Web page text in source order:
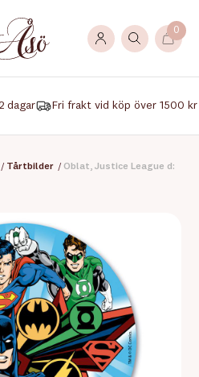
0
dagar Fri frakt vid köp över 1500 kr
/ Tårtbilder / Oblat, Justice League d: